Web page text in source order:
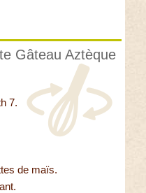
Gâteau Aztèque
7.
de maïs.